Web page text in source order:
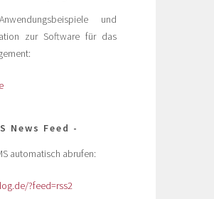
und
zur Software für das
News Feed
automatisch abrufen:
?feed=rss2